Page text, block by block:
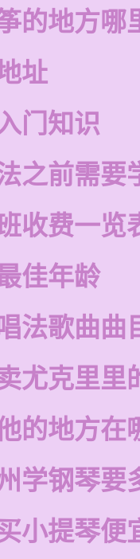
的地方哪
址
门知识
之前需要
收费一览
佳年龄
法歌曲曲
尤克里里
的地方在
学钢琴要
小提琴便